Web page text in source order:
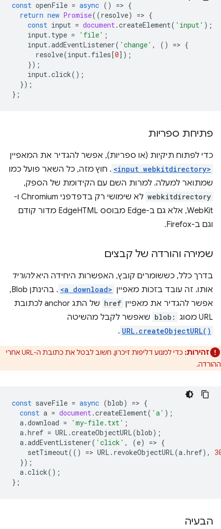
const openFile = async () => {
return new Promise((resolve) => {
const input = document.createElement( 'input' );
input. type = 'file' ;
input.addEventListener( 'change' , () => {
resolve(input. files[0]);
});
input.click();
});
};
פתיחת ספריות
כדי לפתוח תיקיות (או ספריות), אפשר להגדיר את המאפיין
<input webkitdirectory> . חוץ מזה, כל השאר פועל כמו
שמתואר למעלה. למרות השם עם הקידומת של הספק,
webkitdirectory
לא שימושי רק בדפדפני Chromium ו-
WebKit, אלא גם ב-Edge מבוסס EdgeHTML מדור קודם
וגם ב-Firefox.
שמירה והורדה של קבצים
בדרך כלל, כששומרים קובץ, האפשרות היחידה היאלהוריד
אותו. זה עובד בזכות מאפיין <a download>
. בהינתן Blob,
אפשר להגדיר את מאפיין href
של התג anchor לכתובת
URL מסוג
blob: שאפשר לקבל מהשיטה
URL.createObjectURL()
.
זהירות:
כדי למנוע דליפות זיכרון, חשוב לבטל את כתובת ה-URL אחרי
ההורדה.
const saveFile = async (blob) => {
const a = document.createElement( 'a' );
a.download = 'my-file.txt' ;
a.href = URL .createObjectURL(blob);
a.addEventListener( 'click' , (e) => {
setTimeout(() => URL . revokeObjectURL(a.href),
});
a.click();
};
הבעיה